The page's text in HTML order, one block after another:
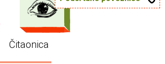
Čitaonica